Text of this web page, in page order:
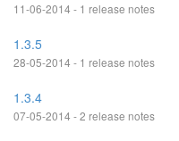
11-06-2014 - 1 release notes
1.3.5
28-05-2014 - 1 release notes
1.3.4
07-05-2014 - 2 release notes